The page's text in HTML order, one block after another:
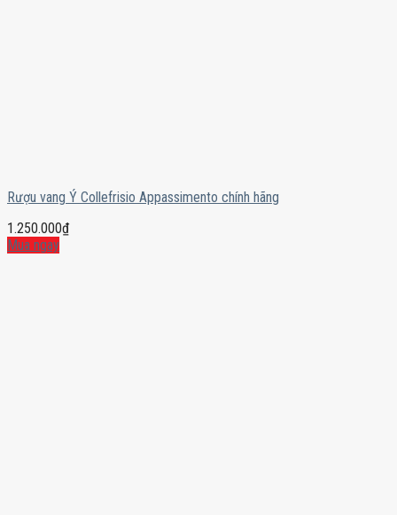
Rượu vang Ý Collefrisio Appassimento chính hãng
1.250.000₫
Mua ngay